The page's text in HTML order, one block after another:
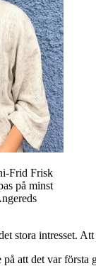
Frid Frisk
på minst
stora intresset.
att det var första